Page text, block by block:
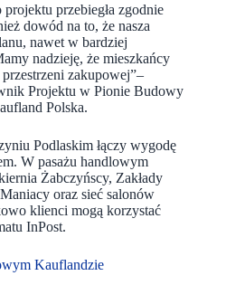
przebiegła zgodnie
dowód na to, że nasza
nawet w bardziej
nadzieję, że mieszkańcy
zakupowej”–
Projektu w Pionie Budowy
Polska.
Podlaskim łączy wygodę
W pasażu handlowym
Żabczyńscy, Zakłady
oraz sieć salonów
klienci mogą korzystać
InPost.
Kauflandzie